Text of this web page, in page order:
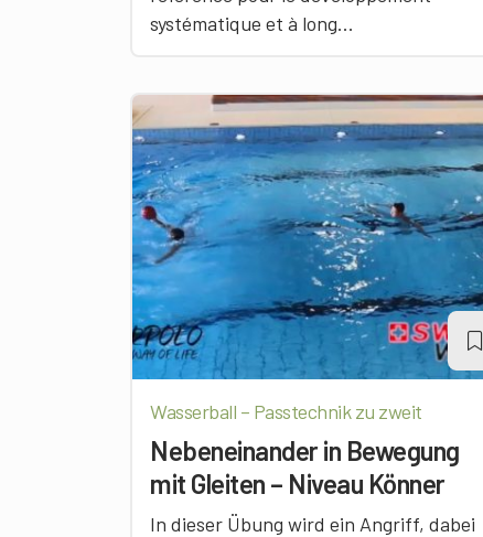
systématique et à long...
Wasserball – Passtechnik zu zweit
Nebeneinander in Bewegung
mit Gleiten – Niveau Könner
In dieser Übung wird ein Angriff, dabei